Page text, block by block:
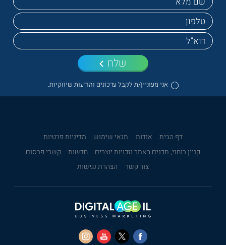
אני מעוניין/ת לקבל עדכונים והודעות שיווקיות.
שלח
דף הבית אודות תנאי שימוש
מדיניות פרטיות
קניין רוחני, תכנים באתר וזכויות יוצרים
חדשות
קשרי פרסום
צור קשר
הצהרת נגישות